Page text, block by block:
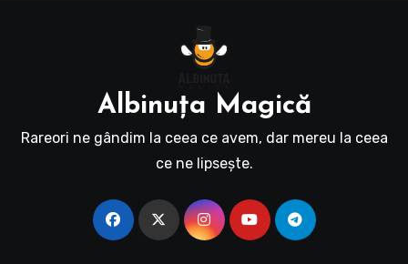
Albinuţa Magică
Rareori ne gândim la ceea ce avem, dar mereu la ceea
ce ne lipseşte.